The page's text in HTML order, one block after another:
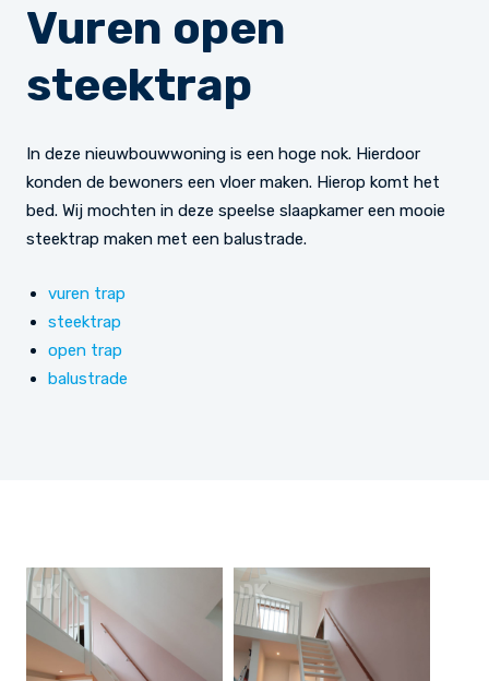
Vuren open
steektrap
In deze nieuwbouwwoning is een hoge nok. Hierdoor
konden de bewoners een vloer maken. Hierop komt het
bed. Wij mochten in deze speelse slaapkamer een mooie
steektrap maken met een balustrade.
vuren trap
steektrap
open trap
balustrade